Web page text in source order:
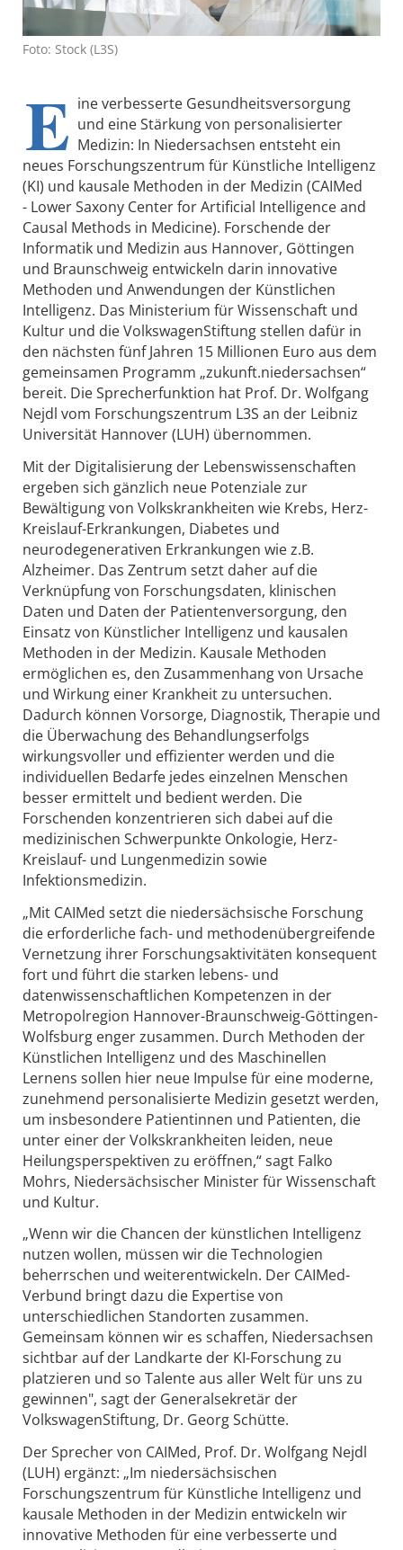
Foto: Stock (L3S)
E ine verbesserte Gesundheitsversorgung
und eine Stärkung von personalisierter
Medizin: In Niedersachsen entsteht ein
neues Forschungszentrum für Künstliche Intelligenz
(KI) und kausale Methoden in der Medizin (CAIMed
- Lower Saxony Center for Artificial Intelligence and
Causal Methods in Medicine). Forschende der
Informatik und Medizin aus Hannover, Göttingen
und Braunschweig entwickeln darin innovative
Methoden und Anwendungen der Künstlichen
Intelligenz. Das Ministerium für Wissenschaft und
Kultur und die VolkswagenStiftung stellen dafür in
den nächsten fünf Jahren 15 Millionen Euro aus dem
gemeinsamen Programm „zukunft.niedersachsen“
bereit. Die Sprecherfunktion hat Prof. Dr. Wolfgang
Nejdl vom Forschungszentrum L3S an der Leibniz
Universität Hannover (LUH) übernommen.
Mit der Digitalisierung der Lebenswissenschaften
ergeben sich gänzlich neue Potenziale zur
Bewältigung von Volkskrankheiten wie Krebs, Herz-
Kreislauf-Erkrankungen, Diabetes und
neurodegenerativen Erkrankungen wie z.B.
Alzheimer. Das Zentrum setzt daher auf die
Verknüpfung von Forschungsdaten, klinischen
Daten und Daten der Patientenversorgung, den
Einsatz von Künstlicher Intelligenz und kausalen
Methoden in der Medizin. Kausale Methoden
ermöglichen es, den Zusammenhang von Ursache
und Wirkung einer Krankheit zu untersuchen.
Dadurch können Vorsorge, Diagnostik, Therapie und
die Überwachung des Behandlungserfolgs
wirkungsvoller und effizienter werden und die
individuellen Bedarfe jedes einzelnen Menschen
besser ermittelt und bedient werden. Die
Forschenden konzentrieren sich dabei auf die
medizinischen Schwerpunkte Onkologie, Herz-
Kreislauf- und Lungenmedizin sowie
Infektionsmedizin.
„Mit CAIMed setzt die niedersächsische Forschung
die erforderliche fach- und methodenübergreifende
Vernetzung ihrer Forschungsaktivitäten konsequent
fort und führt die starken lebens- und
datenwissenschaftlichen Kompetenzen in der
Metropolregion Hannover-Braunschweig-Göttingen-
Wolfsburg enger zusammen. Durch Methoden der
Künstlichen Intelligenz und des Maschinellen
Lernens sollen hier neue Impulse für eine moderne,
zunehmend personalisierte Medizin gesetzt werden,
um insbesondere Patientinnen und Patienten, die
unter einer der Volkskrankheiten leiden, neue
Heilungsperspektiven zu eröffnen,“ sagt Falko
Mohrs, Niedersächsischer Minister für Wissenschaft
und Kultur.
„Wenn wir die Chancen der künstlichen Intelligenz
nutzen wollen, müssen wir die Technologien
beherrschen und weiterentwickeln. Der CAIMed-
Verbund bringt dazu die Expertise von
unterschiedlichen Standorten zusammen.
Gemeinsam können wir es schaffen, Niedersachsen
sichtbar auf der Landkarte der KI-Forschung zu
platzieren und so Talente aus aller Welt für uns zu
gewinnen", sagt der Generalsekretär der
VolkswagenStiftung, Dr. Georg Schütte.
Der Sprecher von CAIMed, Prof. Dr. Wolfgang Nejdl
(LUH) ergänzt: „Im niedersächsischen
Forschungszentrum für Künstliche Intelligenz und
kausale Methoden in der Medizin entwickeln wir
innovative Methoden für eine verbesserte und